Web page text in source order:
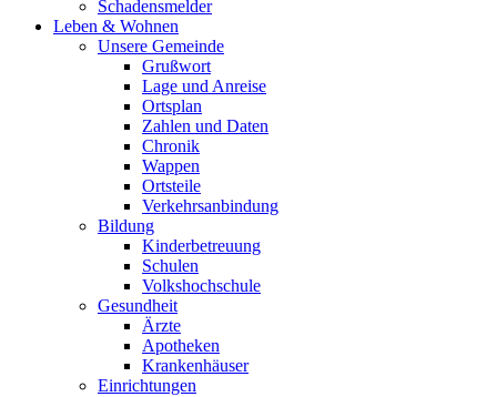
Schadensmelder
Leben & Wohnen
Unsere Gemeinde
Grußwort
Lage und Anreise
Ortsplan
Zahlen und Daten
Chronik
Wappen
Ortsteile
Verkehrsanbindung
Bildung
Kinderbetreuung
Schulen
Volkshochschule
Gesundheit
Ärzte
Apotheken
Krankenhäuser
Einrichtungen